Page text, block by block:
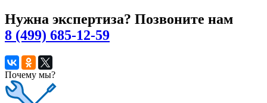
Нужна экспертиза? Позвоните нам
8 (499) 685-12-59
Почему мы?